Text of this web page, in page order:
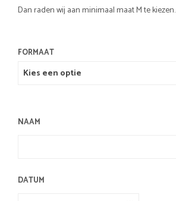
Dan raden wij aan minimaal maat M te kiezen.
FORMAAT
NAAM
DATUM